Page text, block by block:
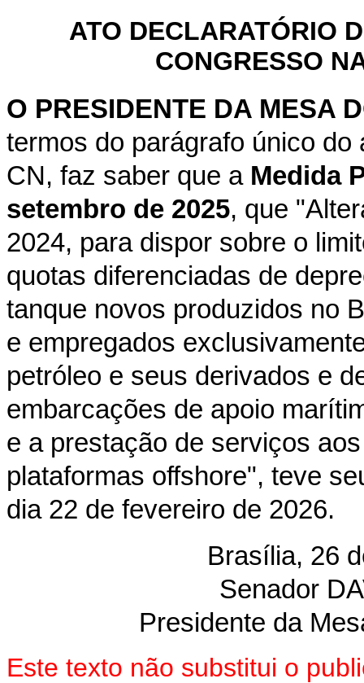
ATO DECLARATÓRIO
CONGRESSO
O PRESIDENTE DA MESA
termos do parágrafo único do
CN, faz saber que a Medida
setembro de 2025, que
2024, para dispor sobre o
quotas diferenciadas de
tanque novos produzidos no
e empregados
petróleo e seus derivados e
embarcações de apoio
e a prestação de serviços
plataformas offshore", teve
dia 22 de fevereiro de 2026.
Brasília, 26
Senador
Presidente da
Este texto não substitui o